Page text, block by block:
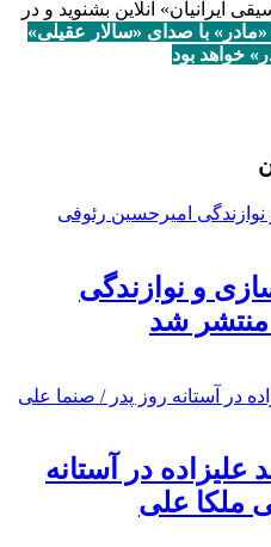
آنلاین بشنوید و در
با صداى «سالار عقیلى»
خواهد بود
و نوازندگی
منتشر شد
در آستانه
ملکا علی